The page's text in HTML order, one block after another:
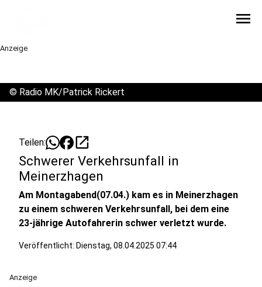
menu
Anzeige
© Radio MK/Patrick Rickert
Teilen: open_in_new
Schwerer Verkehrsunfall in
Meinerzhagen
Am Montagabend(07.04.) kam es in Meinerzhagen
zu einem schweren Verkehrsunfall, bei dem eine
23-jährige Autofahrerin schwer verletzt wurde.
Veröffentlicht: Dienstag, 08.04.2025 07:44
Anzeige